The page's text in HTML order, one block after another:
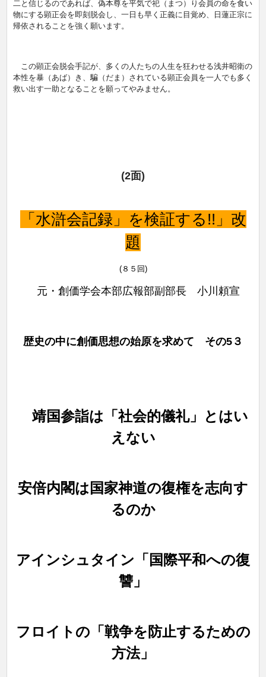
二と信じるのであれば、偽本尊を平気で祀（まつ）り会員の命を食い
物にする顕正会を即刻脱会し、一日も早く正義に目覚め、日蓮正宗に
帰依されることを強く願います。
この顕正会脱会手記が、多くの人たちの人生を狂わせる浅井昭衛の
本性を暴（あば）き、騙（だま）されている顕正会員を一人でも多く
救い出す一助となることを願ってやみません。
(2面)
「水滸会記録」を検証する!!」改
題
(８５ 回)
元・創価学会本部広報部副部長 小川頼宣
歴史の中に創価思想の始原を求めて その5３
靖国参詣は「社会的儀礼」とはい
えない
安倍内閣は国家神道の復権を志向す
るのか
アインシュタイン「国際平和への復
讐」
フロイトの「戦争を防止するための
方法」